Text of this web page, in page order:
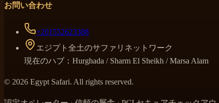
お問い合わせ
+201552623388
エジプト全土のサファリネットワーク
現在のハブ：Hurghada / Sharm El Sheikh / Marsa Alam
© 2026 Egypt Safari. All rights reserved.